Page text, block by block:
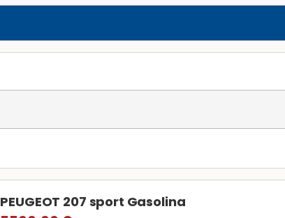
PEUGEOT 207 sport Gasolina